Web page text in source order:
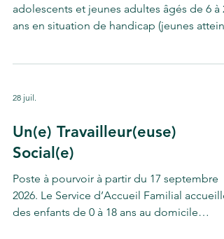
adolescents et jeunes adultes âgés de 6 à
ans en situation de handicap (jeunes
délibérément inclusive. L'ensemble des
d'accompagnement (vie citoyenne et
sociale, soin, enseignement et formation
pré-professionnelle, hébergement...) vise à
se développer autant que pos
28 juil.
Un(e) Travailleur(euse)
Social(e)
Poste à pourvoir à partir du 17 septembre
2026. Le Service d’Accueil Familial accueille
des enfants de 0 à 18 ans au domicile